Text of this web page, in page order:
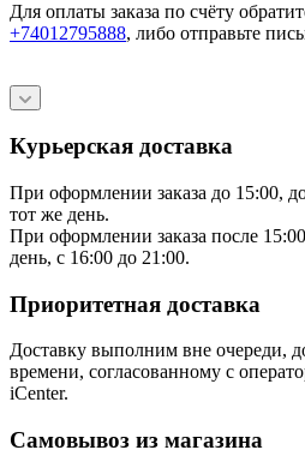
Для оплаты заказа по счёту
+74012795888, либо отправьте
Курьерская доставка
При оформлении заказа до 15:00,
тот же день.
При оформлении заказа после
день, с 16:00 до 21:00.
Приоритетная доставка
Доставку выполним вне очереди,
времени, согласованному с
iCenter.
Самовывоз из магазина